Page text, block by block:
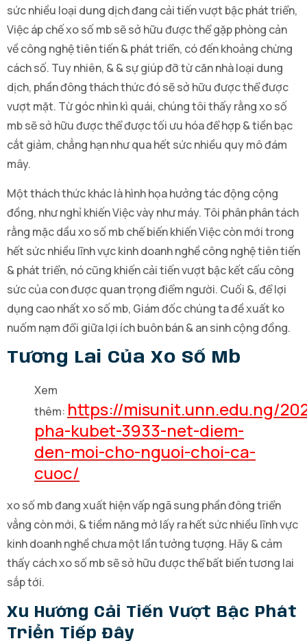
sức nhiều loại dung dịch đang cải tiến vượt bậc phát triển,
Việc áp chế xo số mb sẽ sở hữu được thể gặp phòng cản
về công nghệ tiên tiến & phát triển, có đến khoảng chừng
cách số. Tuy nhiên, & & sự giúp đỡ từ căn nhà loại dung
dịch, phần đông thách thức đó sẽ sở hữu được thể được
vượt mặt. Từ góc nhìn kì quái, chúng tôi thấy rằng xo số
mb sẽ sở hữu được thể được tối ưu hóa để hợp & tiền bạc
cắt giảm, chẳng hạn như qua hết sức nhiều quy mô đám
mây.
Một thách thức khác là hình họa hưởng tác động cộng
đồng, như nghỉ khiến Việc vày như máy. Tôi phân phân tách
rằng mặc dầu xo số mb chế biến khiến Việc còn mới trong
hết sức nhiều lĩnh vực kinh doanh nghề công nghệ tiên tiến
& phát triển, nó cũng khiến cải tiến vượt bậc kết cấu công
sức của con được quan trọng điểm người. Cuối &, để lợi
dụng cao nhất xo số mb, Giám đốc chúng ta đề xuất ko
nuốm nạm đổi giữa lợi ích buôn bán & an sinh cộng đồng.
Tương Lai Của Xo Số Mb
Xem
thêm: https://misunit.unn.edu.ng/
pha-kubet-3933-net-diem-
den-moi-cho-nguoi-choi-ca-
cuoc/
xo số mb đang xuất hiện vấp ngã sung phần đông triển
vẳng còn mới, & tiềm năng mở lấy ra hết sức nhiều lĩnh vực
kinh doanh nghề chưa một lần tưởng tượng. Hãy & cảm
thấy cách xo số mb sẽ sở hữu được thể bất biến tương lai
sắp tới.
Xu Hướng Cải Tiến Vượt Bậc Phát
Triển Tiếp Đây